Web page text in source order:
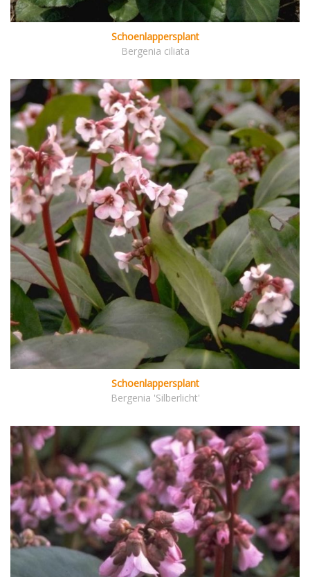
Schoenlappersplant
Bergenia ciliata
Schoenlappersplant
Bergenia 'Silberlicht'